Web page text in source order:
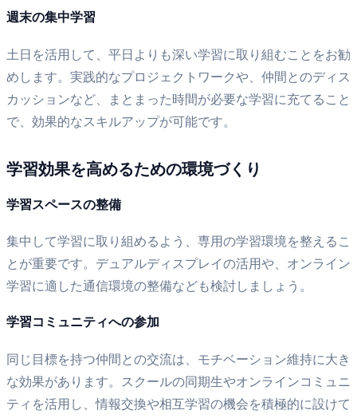
週末の集中学習
土日を活用して、平日よりも深い学習に取り組むことをお勧
めします。実践的なプロジェクトワークや、仲間とのディス
カッションなど、まとまった時間が必要な学習に充てること
で、効果的なスキルアップが可能です。
学習効果を高めるための環境づくり
学習スペースの整備
集中して学習に取り組めるよう、専用の学習環境を整えるこ
とが重要です。デュアルディスプレイの活用や、オンライン
学習に適した通信環境の整備なども検討しましょう。
学習コミュニティへの参加
同じ目標を持つ仲間との交流は、モチベーション維持に大き
な効果があります。スクールの同期生やオンラインコミュニ
ティを活用し、情報交換や相互学習の機会を積極的に設けて